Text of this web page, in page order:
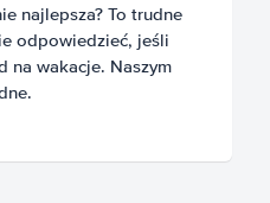
najlepsza? To trudne
odpowiedzieć, jeśli
na wakacje. Naszym